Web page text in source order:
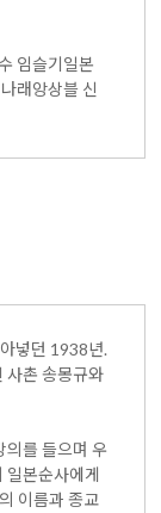
임슬기일본
래앙상블 신
넣던 1938년.
사촌 송몽규와
의를 들으며 우
일본순사에게
이름과 종교